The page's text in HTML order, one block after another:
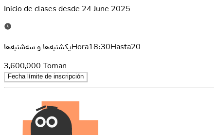
Inicio de clases desde 24 June 2025
یکشنبه‌ها و سه‌شنبه‌هاHora18:30Hasta20
3,600,000 Toman
Fecha límite de inscripción